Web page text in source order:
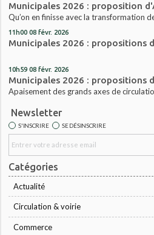
Municipales 2026 : proposition
Qu’on en finisse avec la transformation
11h00 08 févr. 2026
Municipales 2026 : propositions
10h59 08 févr. 2026
Municipales 2026 : propositions
Apaisement des grands axes de
Newsletter
S'INSCRIRE SE DÉSINSCRIRE
Catégories
Actualité
Circulation & voirie
Commerce